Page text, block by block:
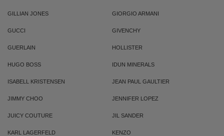
GILLIAN JONES GIORGIO ARMANI
GUCCI GIVENCHY
GUERLAIN HOLLISTER
HUGO BOSS IDUN MINERALS
ISABELL KRISTENSEN JEAN PAUL GAULTIER
JIMMY CHOO JENNIFER LOPEZ
JUICY COUTURE JIL SANDER
KARL LAGERFELD KENZO